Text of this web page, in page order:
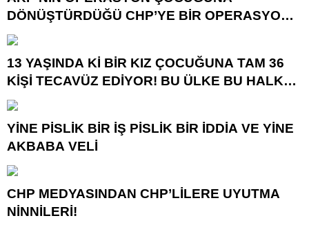
DÖNÜŞTÜRDÜĞÜ CHP’YE BİR OPERASYON
DAHA!
13 YAŞINDA Kİ BİR KIZ ÇOCUĞUNA TAM 36
KİŞİ TECAVÜZ EDİYOR! BU ÜLKE BU HALK
NEREYE SAVRULDU NASIL SAVRULDU!
YİNE PİSLİK BİR İŞ PİSLİK BİR İDDİA VE YİNE
AKBABA VELİ
CHP MEDYASINDAN CHP’LİLERE UYUTMA
NİNNİLERİ!